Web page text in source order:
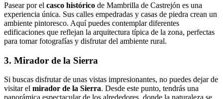
Pasear por el casco histórico de Mambrilla de Castrejón es una
experiencia única. Sus calles empedradas y casas de piedra crean un
ambiente pintoresco. Aquí puedes contemplar diferentes
edificaciones que reflejan la arquitectura típica de la zona, perfectas
para tomar fotografías y disfrutar del ambiente rural.
3. Mirador de la Sierra
Si buscas disfrutar de unas vistas impresionantes, no puedes dejar de
visitar el mirador de la Sierra. Desde este punto, tendrás una